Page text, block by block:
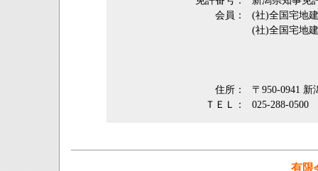
会員：
(社)全国宅地
(社)全国宅地
住所：
〒950-0941
ＴＥＬ：
025-288-0500
有限